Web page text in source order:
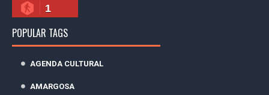
1
POPULAR TAGS
AGENDA CULTURAL
AMARGOSA